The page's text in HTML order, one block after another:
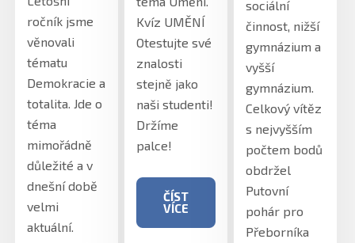
ročník jsme
věnovali
tématu
Demokracie a
totalita. Jde o
téma
mimořádně
důležité a v
dnešní době
velmi
aktuální.
Kvíz UMĚNÍ
Otestujte své
znalosti
stejně jako
naši studenti!
Držíme
palce!
ČÍST
VÍCE
sociální
činnost, nižší
gymnázium a
vyšší
gymnázium.
Celkový vítěz
s nejvyšším
počtem bodů
obdržel
Putovní
pohár pro
Přeborníka